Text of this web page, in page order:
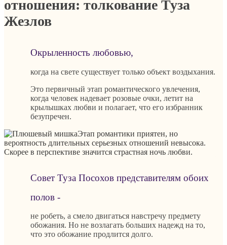
отношения: толкование Туза
Жезлов
Окрыленность любовью,
когда на свете существует только объект воздыхания.
Это первичный этап романтического увлечения,
когда человек надевает розовые очки, летит на
крылышках любви и полагает, что его избранник
безупречен.
Этап романтики приятен, но
вероятность длительных серьезных отношений невысока.
Скорее в перспективе значится страстная ночь любви.
Совет Туза Посохов представителям обоих
полов -
не робеть, а смело двигаться навстречу предмету
обожания. Но не возлагать больших надежд на то,
что это обожание продлится долго.